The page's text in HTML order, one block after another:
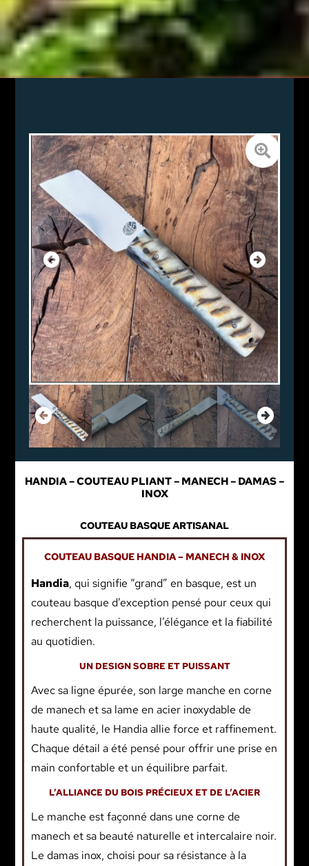
HANDIA – COUTEAU PLIANT – MANECH – DAMAS –
INOX
COUTEAU BASQUE ARTISANAL
COUTEAU BASQUE HANDIA – MANECH & INOX
Handia, qui signifie “grand” en basque, est un
couteau basque d’exception pensé pour ceux qui
recherchent la puissance, l’élégance et la fiabilité
au quotidien.
UN DESIGN SOBRE ET PUISSANT
Avec sa ligne épurée, son large manche en corne
de manech et sa lame en acier inoxydable de
haute qualité, le Handia allie force et raffinement.
Chaque détail a été pensé pour offrir une prise en
main confortable et un équilibre parfait.
L’ALLIANCE DU BOIS PRÉCIEUX ET DE L’ACIER
Le manche est façonné dans une corne de
manech et sa beauté naturelle et intercalaire noir.
Le damas inox, choisi pour sa résistance à la